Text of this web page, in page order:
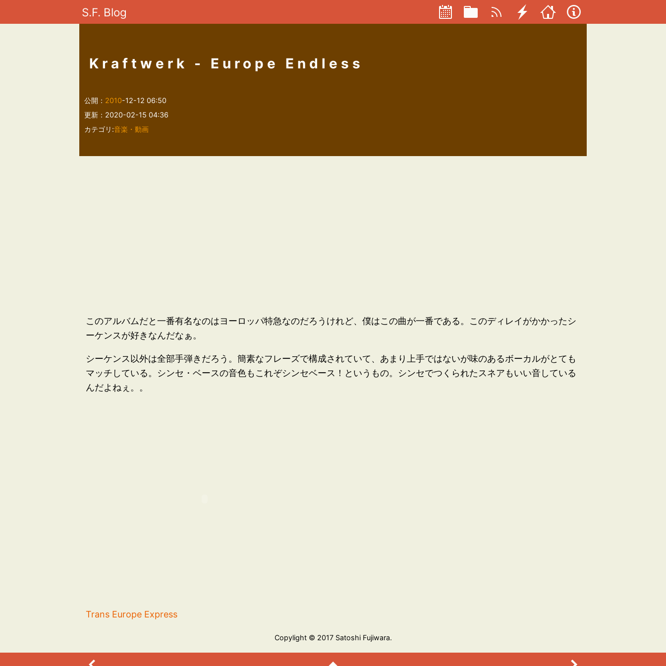
S.F. Blog
Kraftwerk - Europe Endless
公開： 2010-12-12 06:50
更新：2020-02-15 04:36
カテゴリ:音楽・動画
このアルバムだと一番有名なのはヨーロッパ特急なのだろうけれど、僕はこの曲が一番である。このディレイがかかったシ
ーケンスが好きなんだなぁ。
シーケンス以外は全部手弾きだろう。簡素なフレーズで構成されていて、あまり上手ではないが味のあるボーカルがとても
マッチしている。シンセ・ベースの音色もこれぞシンセベース！というもの。シンセでつくられたスネアもいい音している
んだよねぇ。。
Trans Europe Express
Copylight © 2017 Satoshi Fujiwara.